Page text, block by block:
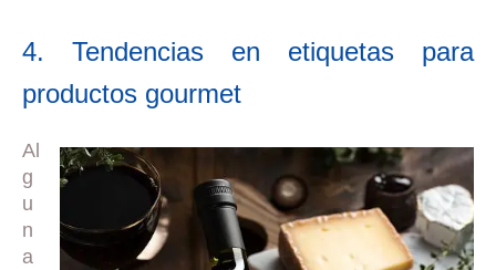
4. Tendencias en etiquetas para
productos gourmet
Al
g
u
n
a